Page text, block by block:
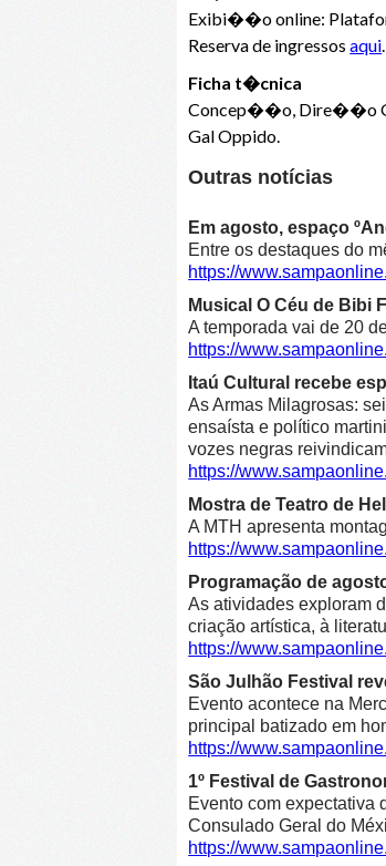
Exibi��o online:
Reserva de ingressosaqui.
Ficha t�cnica
Concep��o, Dire��o
Gal Oppido.
Outras notícias
Em agosto, espaço
Entre os destaques do
https://
Musical O Céu de Bibi
A temporada vai de 20
https://
Itaú Cultural recebe
As Armas Milagrosas:
ensaísta e político
vozes negras
https://
Mostra de Teatro de
A MTH apresenta
https://
Programação de
As atividades exploram
criação artística, à
https://
São Julhão Festival
Evento acontece na
principal batizado em
https://
1º Festival de
Evento com expectativa
Consulado Geral do
https://